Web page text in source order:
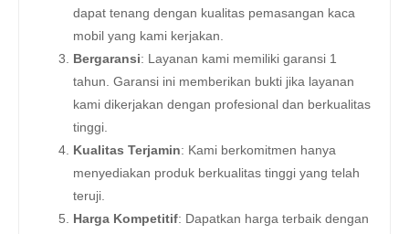
dapat tenang dengan kualitas pemasangan kaca
mobil yang kami kerjakan.
Bergaransi: Layanan kami memiliki garansi 1
tahun. Garansi ini memberikan bukti jika layanan
kami dikerjakan dengan profesional dan berkualitas
tinggi.
Kualitas Terjamin: Kami berkomitmen hanya
menyediakan produk berkualitas tinggi yang telah
teruji.
Harga Kompetitif: Dapatkan harga terbaik dengan